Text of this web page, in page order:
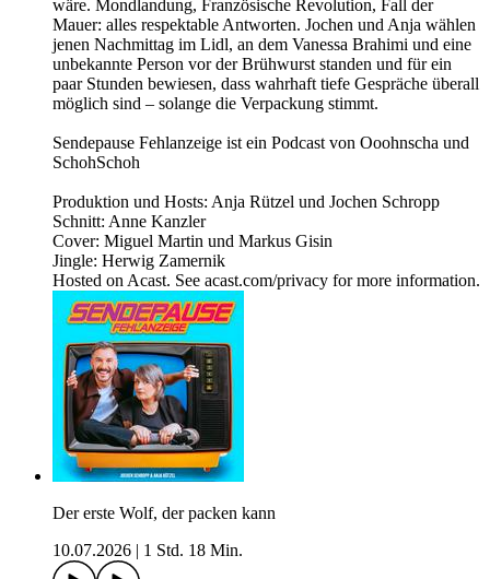
wäre. Mondlandung, Französische Revolution, Fall der
Mauer: alles respektable Antworten. Jochen und Anja wählen
jenen Nachmittag im Lidl, an dem Vanessa Brahimi und eine
unbekannte Person vor der Brühwurst standen und für ein
paar Stunden bewiesen, dass wahrhaft tiefe Gespräche überall
möglich sind – solange die Verpackung stimmt.
Sendepause Fehlanzeige ist ein Podcast von Ooohnscha und
SchohSchoh
Produktion und Hosts: Anja Rützel und Jochen Schropp
Schnitt: Anne Kanzler
Cover: Miguel Martin und Markus Gisin
Jingle: Herwig Zamernik
Hosted on Acast. See acast.com/privacy for more information.
Der erste Wolf, der packen kann
10.07.2026
1 Std. 18 Min.